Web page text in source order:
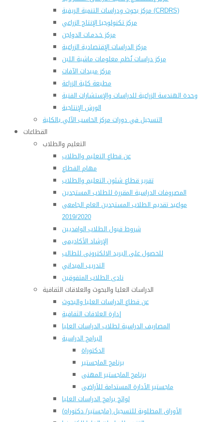
مركز بحوث ودراسات التنمية الريفية (CRDRS)
مركز تكنولوجيا الإنتاج الزراعي
مركز خـدمـات الدواجن
مركز الدراسات الإقتصادية الزراعية
مركز دراسات نُظم معلومات ماشية اللبن
مركز مبيدات الآفات
مطبعة كلية الزراعة
وحدة الهندسة الزراعية للدراسات والإستشارات الفنية
الورش الإنتاجية
التسجيل في دورات مركز الحاسب الآلي بالكلية
القطاعات
التعليم والطلاب
عن قطاع التعليم والطلاب
مهام القطاع
تقرير قطاع شئون التعليم والطلاب
المصروفات الدراسية المقررة للطلاب المستجدين
مواعيد تقديم الطلاب المستجدين العام الجامعى
2019/2020
شروط قبول الطلاب الوافديين
الإرشاد الأكاديمى
للحصول على البريد الالكترونى للطالب
التدريب الميداني
نادى الطلاب المتفوقين
الدراسات العليا والبحوث والعلاقات الثقافية
عن قطاع الدراسات العليا والبحوث
إدارة العلاقات الثقافية
المصاريف الدراسية لطلاب الدراسات العليا
البرامج الدراسية
الدكتوراة
برنامج الماجستير
برنامج الماجستير المهنى
ماجستير الأدارة المستدامة للأراضى
لوائح برامج الدراسات العليا
(الأوراق المطلوبة للتسجيل (ماجستير/ دكتوراه